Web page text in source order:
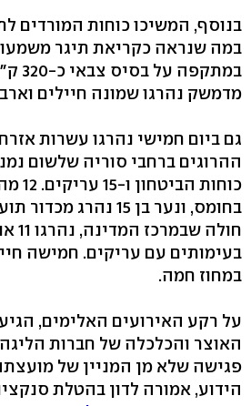
בנוסף, המשיכו כוחות המורדים
במה שנראה כקריאת תיגר
מדמשק נהרגו שמונה חיילים
גם ביום חמישי נהרגו עשרות
כוחות
בחומס, ונער בן 15
בעימותים עם עריקים. חמישה
במחוז חמה.
על רקע האירועים האלימים,
האוצר והכלכלה של חברות
פגישה שלא מן המניין של
הידוע, אמורה לדון בהטלת